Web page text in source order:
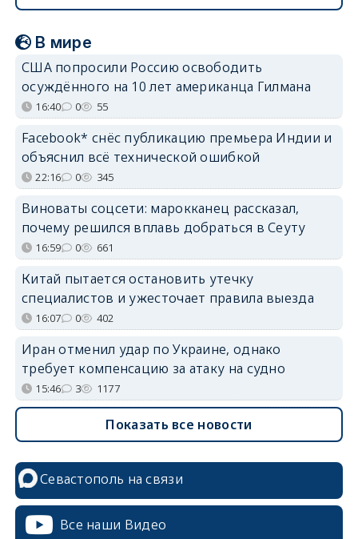
В мире
США попросили Россию освободить
осуждённого на 10 лет американца Гилмана
16:40 0 55
Facebook* снёс публикацию премьера Индии и
объяснил всё технической ошибкой
22:16 0 345
Виноваты соцсети: марокканец рассказал,
почему решился вплавь добраться в Сеуту
16:59 0 661
Китай пытается остановить утечку
специалистов и ужесточает правила выезда
16:07 0 402
Иран отменил удар по Украине, однако
требует компенсацию за атаку на судно
15:46 3 1177
Показать все новости
Севастополь на связи
Все наши Видео